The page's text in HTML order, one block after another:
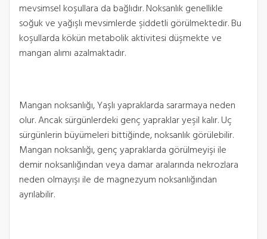
mevsimsel koşullara da bağlıdır. Noksanlık genellikle
soğuk ve yağışlı mevsimlerde şiddetli görülmektedir. Bu
koşullarda kökün metabolik aktivitesi düşmekte ve
mangan alımı azalmaktadır.
Mangan noksanlığı, Yaşlı yapraklarda sararmaya neden
olur. Ancak sürgünlerdeki genç yapraklar yeşil kalır. Uç
sürgünlerin büyümeleri bittiğinde, noksanlık görülebilir.
Mangan noksanlığı, genç yapraklarda görülmeyişi ile
demir noksanlığından veya damar aralarında nekrozlara
neden olmayışı ile de magnezyum noksanlığından
ayrılabilir.